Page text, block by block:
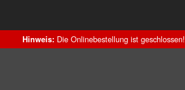
Hinweis: Die Onlinebestellung ist geschlossen!